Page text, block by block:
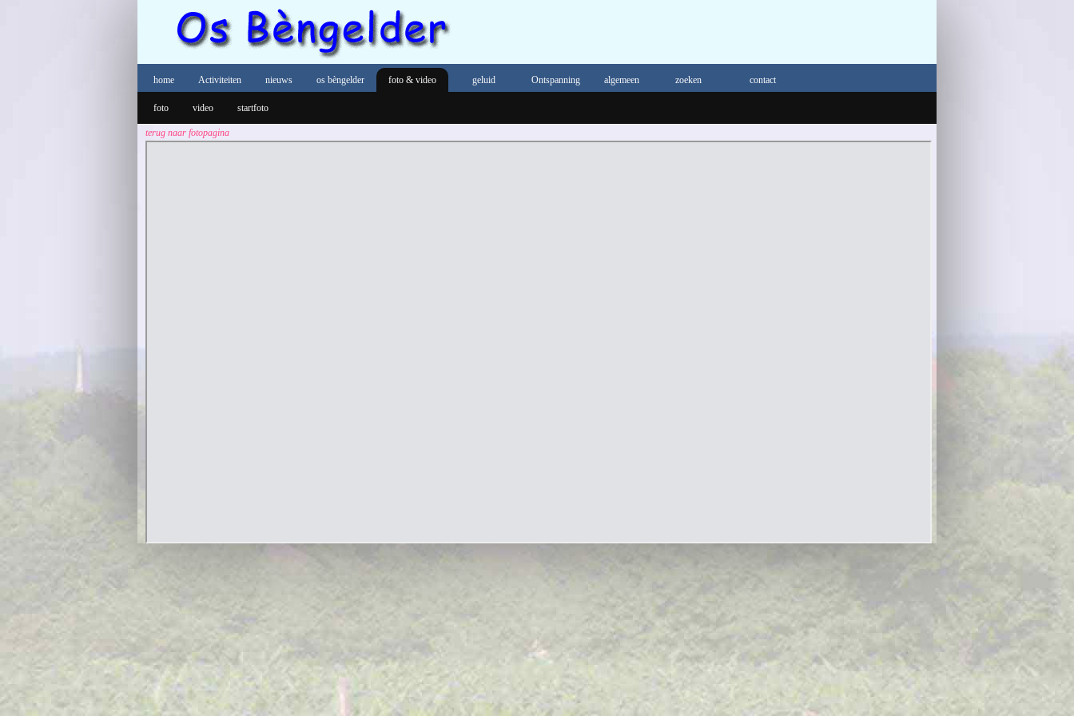
home Activiteiten nieuws os bèngelder foto & video
foto video startfoto
geluid Ontspanning algemeen zoeken contact
terug naar fotopagina